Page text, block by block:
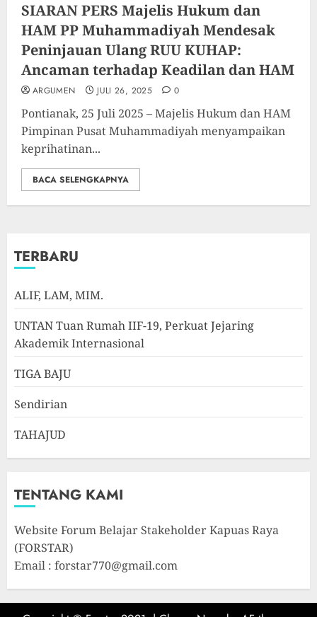
SIARAN PERS Majelis Hukum dan
HAM PP Muhammadiyah Mendesak
Peninjauan Ulang RUU KUHAP:
Ancaman terhadap Keadilan dan HAM
ARGUMEN JULI 26, 2025 0
Pontianak, 25 Juli 2025 – Majelis Hukum dan HAM
Pimpinan Pusat Muhammadiyah menyampaikan
keprihatinan...
BACA SELENGKAPNYA
TERBARU
ALIF, LAM, MIM.
UNTAN Tuan Rumah IIF-19, Perkuat Jejaring
Akademik Internasional
TIGA BAJU
Sendirian
TAHAJUD
TENTANG KAMI
Website Forum Belajar Stakeholder Kapuas Raya
(FORSTAR)
Email : forstar770@gmail.com